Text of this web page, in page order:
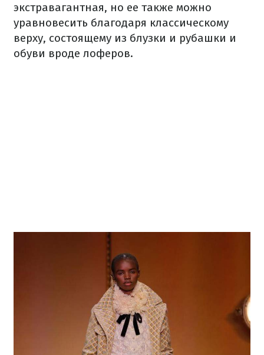
экстравагантная, но ее также можно
уравновесить благодаря классическому
верху, состоящему из блузки и рубашки и
обуви вроде лоферов.